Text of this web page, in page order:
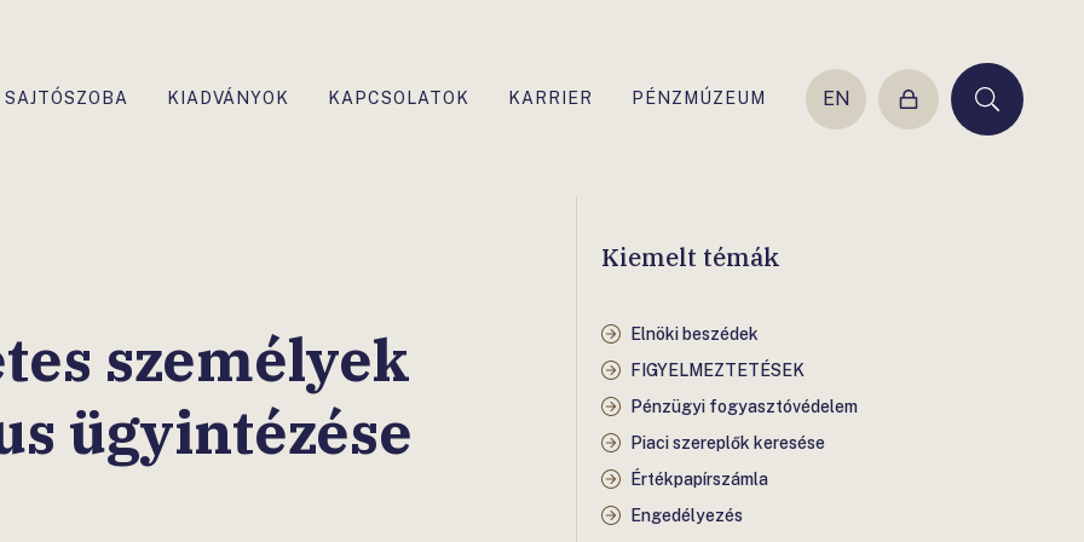
SAJTÓSZOBA KIADVÁNYOK KAPCSOLATOK KARRIER PÉNZMÚZEUM EN
Belépés Keresés
személyek
ügyintézése
Kiemelt témák
Elnöki beszédek
FIGYELMEZTETÉSEK
Pénzügyi fogyasztóvédelem
Piaci szereplők keresése
Értékpapírszámla
Engedélyezés